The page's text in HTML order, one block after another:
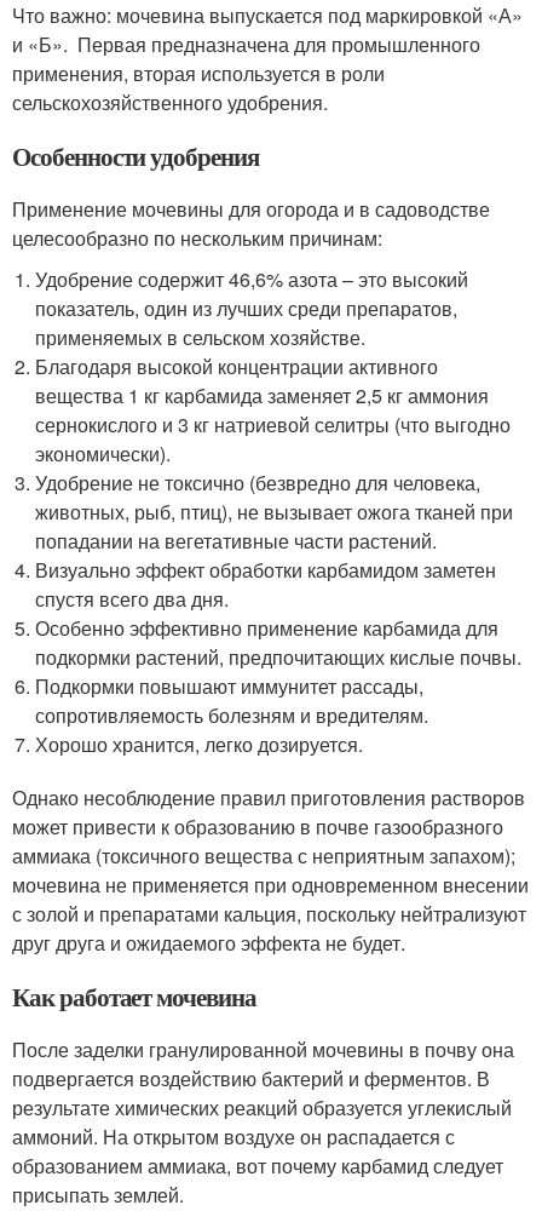
Что важно: мочевина выпускается под маркировкой «А»
и «Б». Первая предназначена для промышленного
применения, вторая используется в роли
сельскохозяйственного удобрения.
Особенности удобрения
Применение мочевины для огорода и в садоводстве
целесообразно по нескольким причинам:
Удобрение содержит 46,6% азота – это высокий
показатель, один из лучших среди препаратов,
применяемых в сельском хозяйстве.
Благодаря высокой концентрации активного
вещества 1 кг карбамида заменяет 2,5 кг аммония
сернокислого и 3 кг натриевой селитры (что выгодно
экономически).
Удобрение не токсично (безвредно для человека,
животных, рыб, птиц), не вызывает ожога тканей при
попадании на вегетативные части растений.
Визуально эффект обработки карбамидом заметен
спустя всего два дня.
Особенно эффективно применение карбамида для
подкормки растений, предпочитающих кислые почвы.
Подкормки повышают иммунитет рассады,
сопротивляемость болезням и вредителям.
Хорошо хранится, легко дозируется.
Однако несоблюдение правил приготовления растворов
может привести к образованию в почве газообразного
аммиака (токсичного вещества с неприятным запахом);
мочевина не применяется при одновременном внесении
с золой и препаратами кальция, поскольку нейтрализуют
друг друга и ожидаемого эффекта не будет.
Как работает мочевина
После заделки гранулированной мочевины в почву она
подвергается воздействию бактерий и ферментов. В
результате химических реакций образуется углекислый
аммоний. На открытом воздухе он распадается с
образованием аммиака, вот почему карбамид следует
присыпать землей.